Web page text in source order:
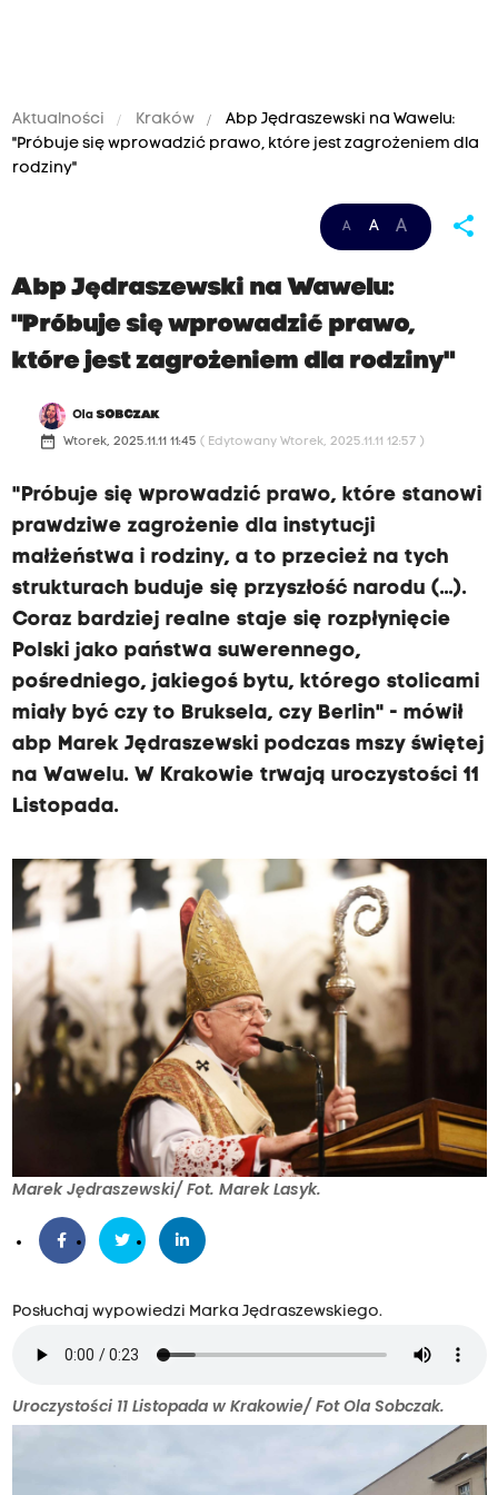
Aktualności Kraków
Abp Jędraszewski na Wawelu:
"Próbuje się wprowadzić prawo, które jest zagrożeniem dla
rodziny"
A A A share
Abp Jędraszewski na Wawelu:
"Próbuje się wprowadzić prawo,
które jest zagrożeniem dla rodziny"
OlaSOBCZAK
date_range Wtorek, 2025.11.11 11:45 ( Edytowany Wtorek, 2025.11.11 12:57 )
"Próbuje się wprowadzić prawo, które stanowi
prawdziwe zagrożenie dla instytucji
małżeństwa i rodziny, a to przecież na tych
strukturach buduje się przyszłość narodu (...).
Coraz bardziej realne staje się rozpłynięcie
Polski jako państwa suwerennego,
pośredniego, jakiegoś bytu, którego stolicami
miały być czy to Bruksela, czy Berlin" - mówił
abp Marek Jędraszewski podczas mszy świętej
na Wawelu. W Krakowie trwają uroczystości 11
Listopada.
Marek Jędraszewski/ Fot. Marek Lasyk.
Posłuchaj wypowiedzi Marka Jędraszewskiego.
Uroczystości 11 Listopada w Krakowie/ Fot Ola Sobczak.